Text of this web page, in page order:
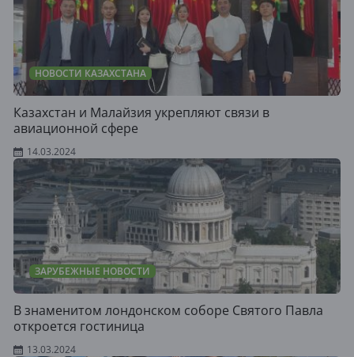
НОВОСТИ КАЗАХСТАНА
Казахстан и Малайзия укрепляют связи в
авиационной сфере
14.03.2024
ЗАРУБЕЖНЫЕ НОВОСТИ
В знаменитом лондонском соборе Святого Павла
откроется гостиница
13.03.2024